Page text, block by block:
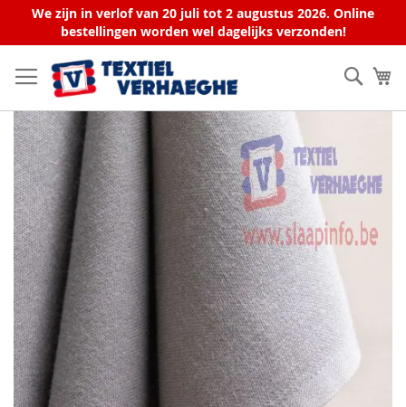
We zijn in verlof van 20 juli tot 2 augustus 2026. Online
bestellingen worden wel dagelijks verzonden!
naar
de
inhoud
Zoek
Ga
naar
het
einde
van
de
afbeeldingen-
gallerij